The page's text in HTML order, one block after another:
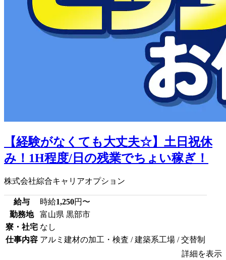
【経験がなくても大丈夫☆】土日祝休
み！1H程度/日の残業でちょい稼ぎ！
株式会社綜合キャリアオプション
給与 時給1,250円〜
勤務地
富山県 黒部市
寮・社宅 なし
仕事内容 アルミ建材の加工・検査 / 建築系工場 / 交替制
詳細を表示